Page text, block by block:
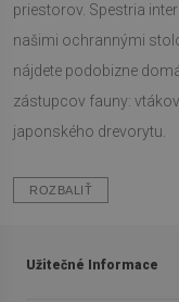
priestorov. Spestria
našimi ochrannými
nájdete podobizne
zástupcov fauny:
japonského drevorytu.
ROZBALIŤ
Užitečné Informace